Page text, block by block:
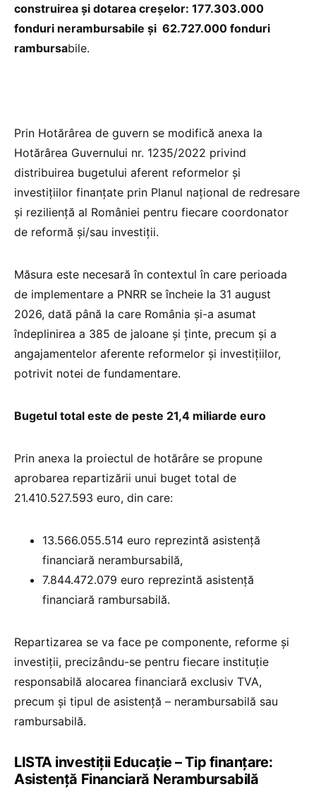
construirea și dotarea creșelor: 177.303.000
fonduri nerambursabile și 62.727.000 fonduri
rambursabile.
Prin Hotărârea de guvern se modifică anexa la
Hotărârea Guvernului nr. 1235/2022 privind
distribuirea bugetului aferent reformelor și
investițiilor finanțate prin Planul național de redresare
și reziliență al României pentru fiecare coordonator
de reformă și/sau investiții.
Măsura este necesară în contextul în care perioada
de implementare a PNRR se încheie la 31 august
2026, dată până la care România și-a asumat
îndeplinirea a 385 de jaloane și ținte, precum și a
angajamentelor aferente reformelor și investițiilor,
potrivit notei de fundamentare.
Bugetul total este de peste 21,4 miliarde euro
Prin anexa la proiectul de hotărâre se propune
aprobarea repartizării unui buget total de
21.410.527.593 euro, din care:
13.566.055.514 euro reprezintă asistență
financiară nerambursabilă,
7.844.472.079 euro reprezintă asistență
financiară rambursabilă.
Repartizarea se va face pe componente, reforme și
investiții, precizându-se pentru fiecare instituție
responsabilă alocarea financiară exclusiv TVA,
precum și tipul de asistență – nerambursabilă sau
rambursabilă.
LISTA investiții Educație – Tip finanțare:
Asistență Financiară Nerambursabilă